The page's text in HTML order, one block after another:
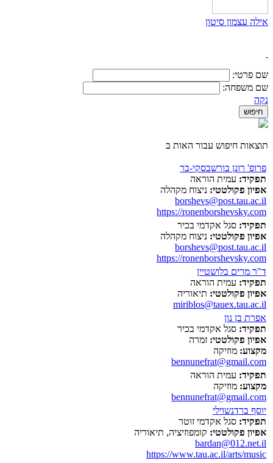
אילה עצמון סיטון
שם פרטי:
שם משפחה:
נקה
תוצאות חיפוש עבור האות ב
פרופ' רונן בורשבסקי-בר
תפקיד: עמית הוראה
אפיון פקולטטי: ניצוח מקהלה
borshevs@post.tau.ac.il
https://ronenborshevsky.com
תפקיד: סגל אקדמי בכיר
אפיון פקולטטי: ניצוח מקהלה
borshevs@post.tau.ac.il
https://ronenborshevsky.com
ד"ר מרים בלושטיין
תפקיד: עמית הוראה
אפיון פקולטטי: תיאוריה
miriblos@tauex.tau.ac.il
אפרת בן נון
תפקיד: סגל אקדמי בכיר
אפיון פקולטטי: זמרה
מקצוע: מוזיקה
bennunefrat@gmail.com
תפקיד: עמית הוראה
מקצוע: מוזיקה
bennunefrat@gmail.com
יוסף ברדנשוילי
תפקיד: סגל אקדמי זוטר
אפיון פקולטטי: קומפוזיציה, תיאוריה
bardan@012.net.il
https://www.tau.ac.il/arts/music